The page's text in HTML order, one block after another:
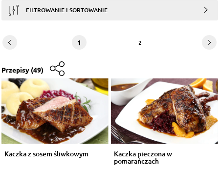
FILTROWANIE I SORTOWANIE
1 2
Przepisy (49)
Kaczka z sosem śliwkowym Kaczka pieczona w
pomarańczach